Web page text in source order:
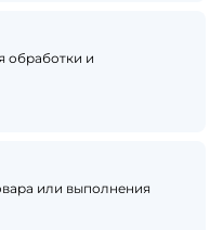
обработки и
или выполнения